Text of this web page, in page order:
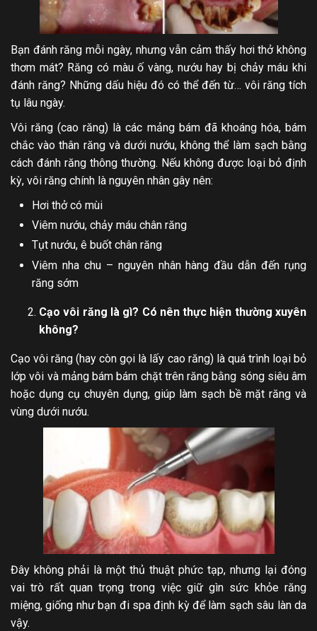
Bạn đánh răng mỗi ngày, nhưng vẫn cảm thấy hơi thở không
thơm mát? Răng có màu ố vàng, nướu hay bị chảy máu khi
đánh răng? Những dấu hiệu đó có thể đến từ… vôi răng tích
tụ lâu ngày.
Vôi răng (cao răng) là các mảng bám đã khoáng hóa, bám
chắc vào thân răng và dưới nướu, không thể làm sạch bằng
cách đánh răng thông thường. Nếu không được loại bỏ định
kỳ, vôi răng chính là nguyên nhân gây nên:
Hơi thở có mùi
Viêm nướu, chảy máu chân răng
Tụt nướu, ê buốt chân răng
Viêm nha chu – nguyên nhân hàng đầu dẫn đến rụng
răng sớm
Cạo vôi răng là gì? Có nên thực hiện thường xuyên
không?
Cạo vôi răng (hay còn gọi là lấy cao răng) là quá trình loại bỏ
lớp vôi và mảng bám bám chặt trên răng bằng sóng siêu âm
hoặc dụng cụ chuyên dụng, giúp làm sạch bề mặt răng và
vùng dưới nướu.
Đây không phải là một thủ thuật phức tạp, nhưng lại đóng
vai trò rất quan trọng trong việc giữ gìn sức khỏe răng
miệng, giống như bạn đi spa định kỳ để làm sạch sâu làn da
vậy.